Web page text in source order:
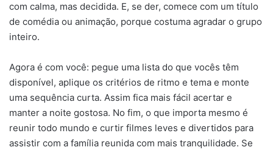
com calma, mas decidida. E, se der, comece com um título
de comédia ou animação, porque costuma agradar o grupo
inteiro.
Agora é com você: pegue uma lista do que vocês têm
disponível, aplique os critérios de ritmo e tema e monte
uma sequência curta. Assim fica mais fácil acertar e
manter a noite gostosa. No fim, o que importa mesmo é
reunir todo mundo e curtir filmes leves e divertidos para
assistir com a família reunida com mais tranquilidade. Se